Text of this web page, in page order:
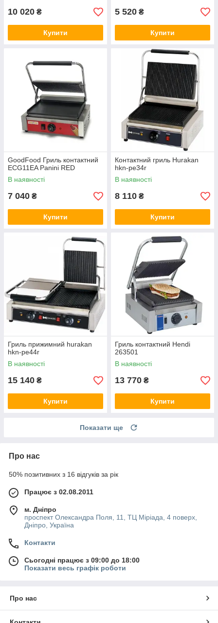
10 020 ₴
Купити
5 520 ₴
Купити
GoodFood Гриль контактний
ECG11EA Panini RED
В наявності
7 040 ₴
Купити
Контактний гриль Hurakan
hkn-pe34r
В наявності
8 110 ₴
Купити
Гриль прижимний hurakan
hkn-pe44r
В наявності
15 140 ₴
Купити
Гриль контактний Hendi
263501
В наявності
13 770 ₴
Купити
Показати ще
Про нас
50% позитивних з 16 відгуків за рік
Працює з 02.08.2011
м. Дніпро
проспект Олександра Поля, 11, ТЦ Міріада, 4 поверх,
Дніпро, Україна
Контакти
Сьогодні працює з 09:00 до 18:00
Показати весь графік роботи
Про нас